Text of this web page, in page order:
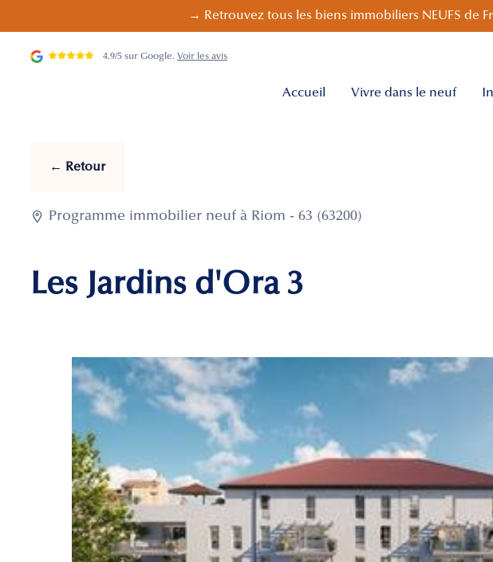
→ Retrouvez tous les biens immobiliers NEUFS de
4.9/5 sur Google. Voir les avis
Accueil Vivre dans le neuf
← Retour
 Programme immobilier neuf à Riom - 63 (63200)
Les Jardins d'Ora 3